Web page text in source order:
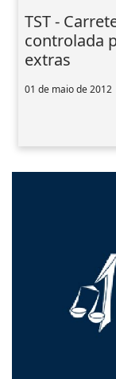
TST -
controlada
extras
01 de maio de 2012